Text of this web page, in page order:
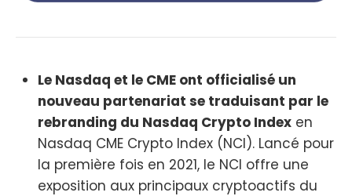
Le Nasdaq et le CME ont officialisé un
nouveau partenariat se traduisant par le
rebranding du Nasdaq Crypto Index en
Nasdaq CME Crypto Index (NCI). Lancé pour
la première fois en 2021, le NCI offre une
exposition aux principaux cryptoactifs du